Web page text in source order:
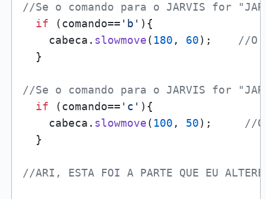
//Se o comando para o JARVIS for
if (comando== 'b' ){
    cabeca.
slowmove( 180 , 60); //O
  }
//Se o comando para o JARVIS for
if (comando== 'c' ){
    cabeca.
slowmove( 100 , 50); //
  }
//ARI, ESTA FOI A PARTE QUE EU